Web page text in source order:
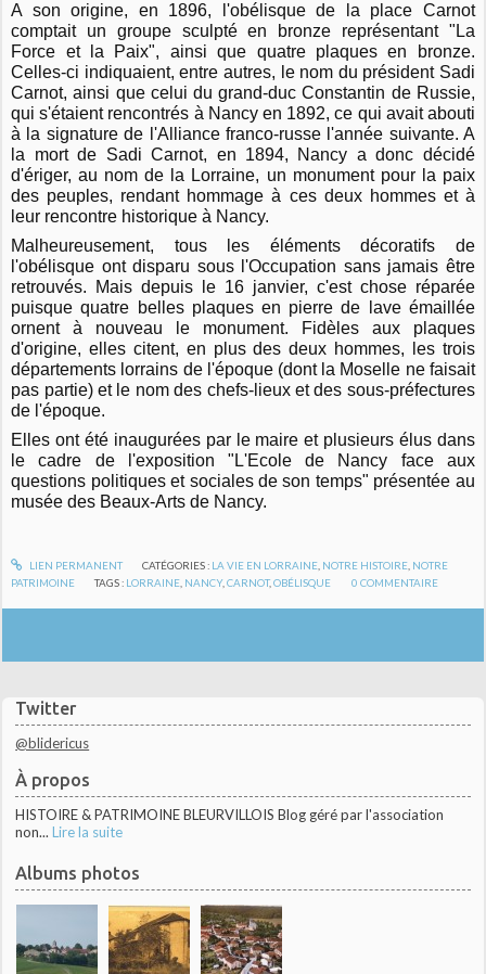
Twitter
@blidericus
À propos
HISTOIRE & PATRIMOINE BLEURVILLOIS Blog géré par l'association
non... Lire la suite
Albums photos
A son origine, en 1896, l'obélisque de la place Carnot
comptait un groupe sculpté en bronze représentant "La
Force et la Paix", ainsi que quatre plaques en bronze.
Celles-ci indiquaient, entre autres, le nom du président Sadi
Carnot, ainsi que celui du grand-duc Constantin de Russie,
qui s'étaient rencontrés à Nancy en 1892, ce qui avait abouti
à la signature de l'Alliance franco-russe l'année suivante. A
la mort de Sadi Carnot, en 1894, Nancy a donc décidé
d'ériger, au nom de la Lorraine, un monument pour la paix
des peuples, rendant hommage à ces deux hommes et à
leur rencontre historique à Nancy.
Malheureusement, tous les éléments décoratifs de
l'obélisque ont disparu sous l'Occupation sans jamais être
retrouvés. Mais depuis le 16 janvier, c'est chose réparée
puisque quatre belles plaques en pierre de lave émaillée
ornent à nouveau le monument. Fidèles aux plaques
d'origine, elles citent, en plus des deux hommes, les trois
départements lorrains de l'époque (dont la Moselle ne faisait
pas partie) et le nom des chefs-lieux et des sous-préfectures
de l'époque.
Elles ont été inaugurées par le maire et plusieurs élus dans
le cadre de l'exposition "L'Ecole de Nancy face aux
questions politiques et sociales de son temps" présentée au
musée des Beaux-Arts de Nancy.
LIEN PERMANENT CATÉGORIES : LA VIE EN LORRAINE, NOTRE HISTOIRE, NOTRE
PATRIMOINE
TAGS : LORRAINE NANCY,CARNOT,OBÉLISQUE 0 COMMENTAIRE